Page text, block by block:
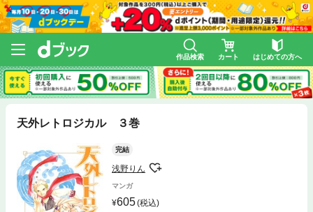
作品検索 カート はじめての方へ
天外レトロジカル ３巻
完結
浅野りん
マンガ
605(税込)